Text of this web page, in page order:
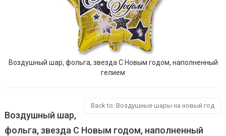
Воздушный шар, фольга, звезда С Новым годом, наполненный
гелием
Back to: Воздушные шары на новый год
Воздушный шар,
фольга, звезда С Новым годом, наполненный